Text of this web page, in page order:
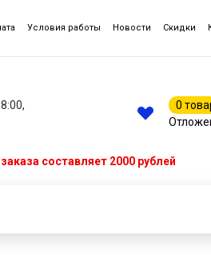
Условия работы Новости Скидки
0
составляет 2000 рублей